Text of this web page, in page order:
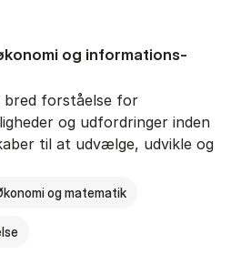
og informations­
bred forståelse for
og udfordringer inden
til at udvælge, udvikle og
og matematik